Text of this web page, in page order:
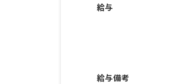
給与
給与備考